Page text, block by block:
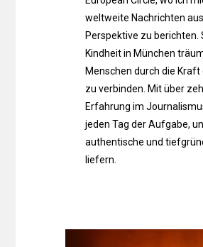
weltweite Nachrichten
Perspektive zu berichten.
Kindheit in München
Menschen durch die
zu verbinden. Mit über
Erfahrung im
jeden Tag der Aufgabe,
authentische und
liefern.